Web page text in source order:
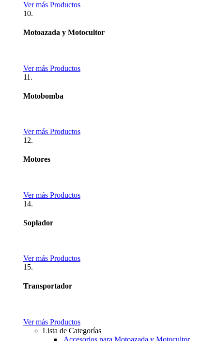
Ver más Productos
10.
Motoazada y Motocultor
Ver más Productos
11.
Motobomba
Ver más Productos
12.
Motores
Ver más Productos
14.
Soplador
Ver más Productos
15.
Transportador
Ver más Productos
Lista de Categorías
Accesorios para Motoazada y Motocultor